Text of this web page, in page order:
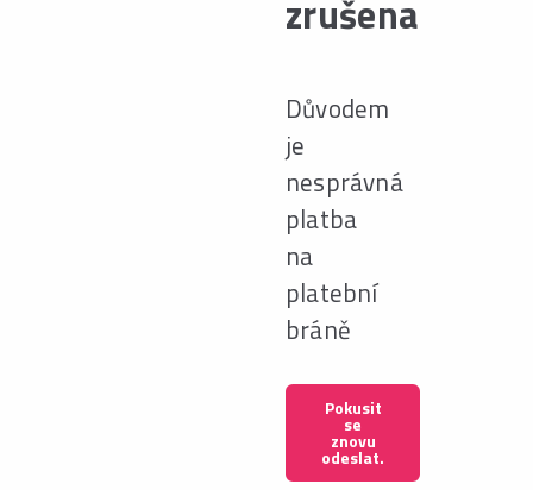
zrušena
Důvodem
je
nesprávná
platba
na
platební
bráně
Pokusit
se
znovu
odeslat.